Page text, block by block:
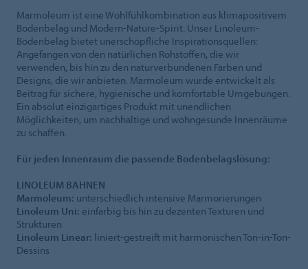
Marmoleum ist eine Wohlfühlkombination aus klimapositivem
Bodenbelag und Modern-Nature-Spirit. Unser Linoleum-
Bodenbelag bietet unerschöpfliche Inspirationsquellen:
Angefangen von den natürlichen Rohstoffen, die wir
verwenden, bis hin zu den naturverbundenen Farben und
Designs, die wir anbieten. Marmoleum wurde entwickelt als
Beitrag für sichere, hygienische und komfortable Umgebungen.
Ein absolut einzigartiges Produkt mit unendlichen
Möglichkeiten, um nachhaltige und wohngesunde Innenräume
zu schaffen.
Für jeden Innenraum die passende Bodenbelagslösung:
LINOLEUM BAHNEN
Marmoleum: unterschiedlich intensive Marmorierungen
Linoleum Uni: einfarbig bis hin zu dezenten Texturen und
Strukturen
Linoleum Linear: liniert-gestreift mit harmonischen Ton-in-Ton-
Dessins